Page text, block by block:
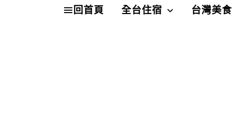
回首頁 全台住宿 台灣美食